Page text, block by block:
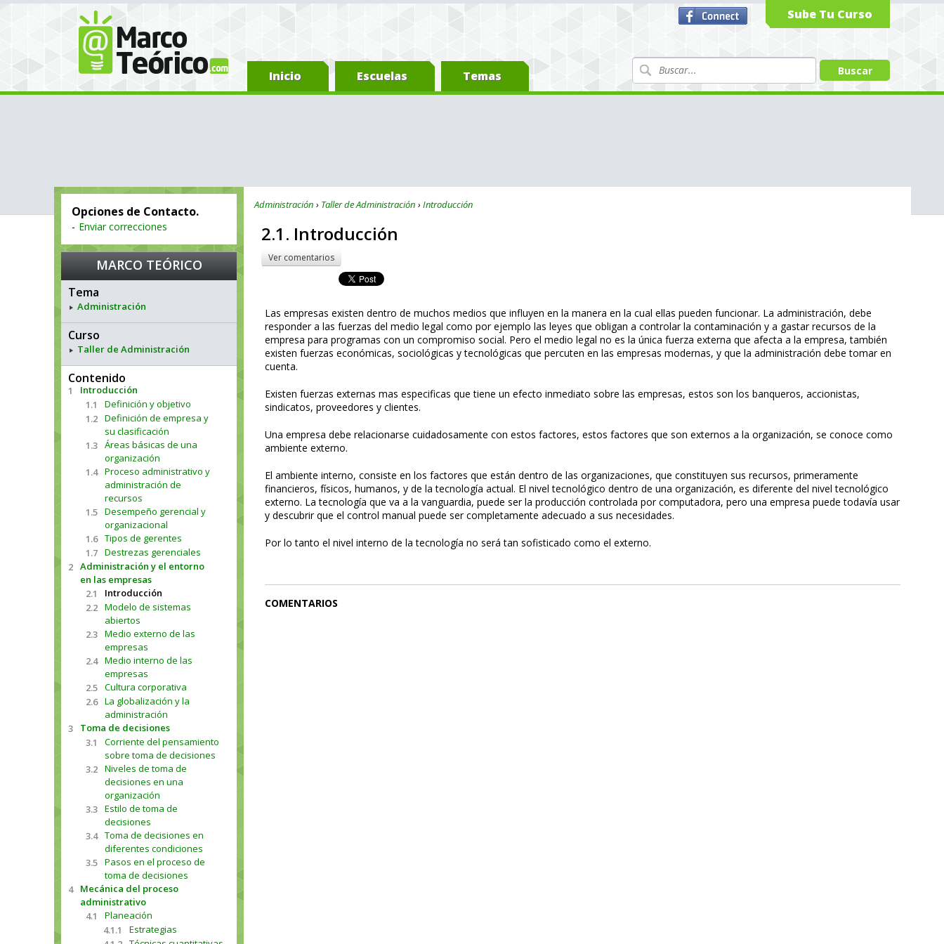
Inicio Escuelas Temas
Sube Tu Curso
Opciones de Contacto.
- Enviar correcciones
MARCO TEÓRICO
Tema
Administración
Curso
Taller de Administración
Contenido
1
Introducción
1.1
Definición y objetivo
1.2 Definición de empresa y
su clasificación
1.3 Áreas básicas de una
organización
1.4 Proceso administrativo y
administración de
recursos
1.5 Desempeño gerencial y
organizacional
1.6 Tipos de gerentes
1.7 Destrezas gerenciales
2 Administración y el entorno
en las empresas
2.1
Introducción
2.2 Modelo de sistemas
abiertos
2.3 Medio externo de las
empresas
2.4 Medio interno de las
empresas
2.5 Cultura corporativa
2.6 La globalización y la
administración
3
Toma de decisiones
3.1
Corriente del pensamiento
sobre toma de decisiones
3.2 Niveles de toma de
decisiones en una
organización
3.3 Estilo de toma de
decisiones
3.4 Toma de decisiones en
diferentes condiciones
3.5 Pasos en el proceso de
toma de decisiones
4
Mecánica del proceso
administrativo
4.1
Planeación
4.1.1
Estrategias
Administración Taller de Administración Introducción
2.1. Introducción
Ver comentarios
Las empresas existen dentro de muchos medios que influyen en la manera en la cual ellas pueden funcionar. La administración, debe
responder a las fuerzas del medio legal como por ejemplo las leyes que obligan a controlar la contaminación y a gastar recursos de la
empresa para programas con un compromiso social. Pero el medio legal no es la única fuerza externa que afecta a la empresa, también
existen fuerzas económicas, sociológicas y tecnológicas que percuten en las empresas modernas, y que la administración debe tomar en
cuenta.
Existen fuerzas externas mas especificas que tiene un efecto inmediato sobre las empresas, estos son los banqueros, accionistas,
sindicatos, proveedores y clientes.
Una empresa debe relacionarse cuidadosamente con estos factores, estos factores que son externos a la organización, se conoce como
ambiente externo.
El ambiente interno, consiste en los factores que están dentro de las organizaciones, que constituyen sus recursos, primeramente
financieros, físicos, humanos, y de la tecnología actual. El nivel tecnológico dentro de una organización, es diferente del nivel tecnológico
externo. La tecnología que va a la vanguardia, puede ser la producción controlada por computadora, pero una empresa puede todavía usar
y descubrir que el control manual puede ser completamente adecuado a sus necesidades.
Por lo tanto el nivel interno de la tecnología no será tan sofisticado como el externo.
COMENTARIOS